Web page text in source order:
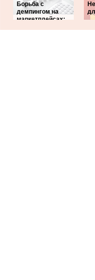
Борьба с
демпингом на
маркетплейсах: